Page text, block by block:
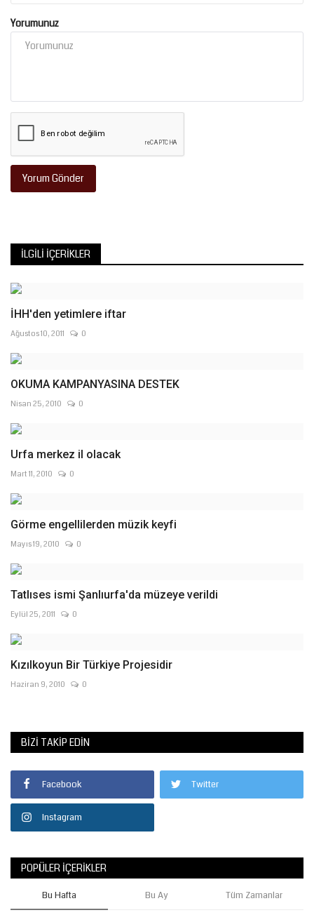
Yorumunuz
Yorum Gönder
İLGILI İÇERIKLER
İHH'den yetimlere iftar
Ağustos 10, 2011 0
OKUMA KAMPANYASINA DESTEK
Nisan 25, 2010 0
Urfa merkez il olacak
Mart 11, 2010 0
Görme engellilerden müzik keyfi
Mayıs 19, 2010 0
Tatlıses ismi Şanlıurfa'da müzeye verildi
Eylül 25, 2011 0
Kızılkoyun Bir Türkiye Projesidir
Haziran 9, 2010 0
BIZI TAKIP EDIN
Facebook Twitter
Instagram
POPÜLER İÇERIKLER
Bu Hafta Bu Ay Tüm Zamanlar